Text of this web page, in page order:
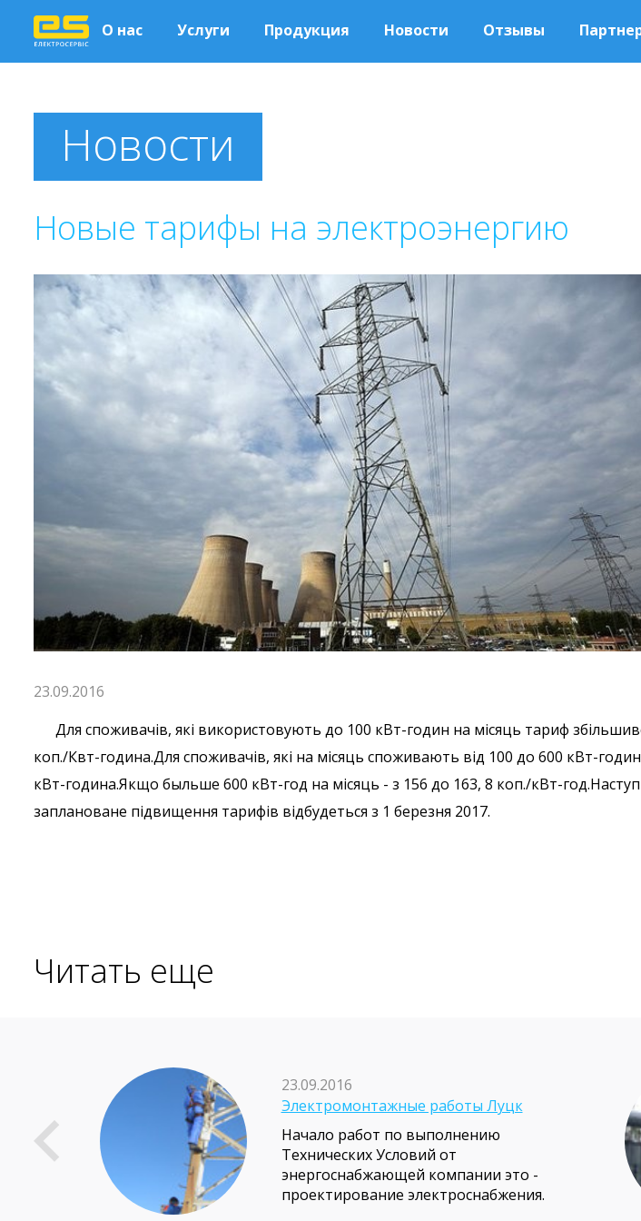
О нас Услуги Продукция Новости Отзывы
Новости
Новые тарифы на электроэнергию
23.09.2016
Для споживачів, які використовують до 100 кВт-годин на місяць тариф
коп./Квт-година.Для споживачів, які на місяць споживають від 100 до 600 кВт-
кВт-година.Якщо быльше 600 кВт-год на місяць - з 156 до 163, 8 коп./кВт-
заплановане підвищення тарифів відбудеться з 1 березня 2017.
Читать еще
23.09.2016
Электромонтажные работы Луцк
Начало работ по выполнению
Технических Условий от
энергоснабжающей компании это -
проектирование электроснабжения.